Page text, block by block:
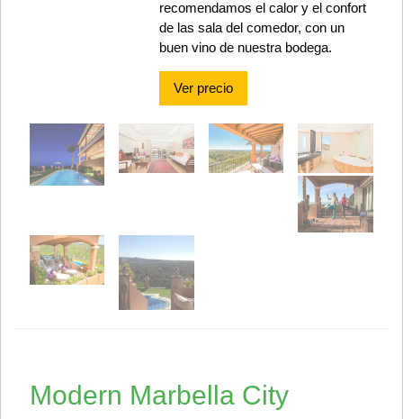
recomendamos el calor y el confort
de las sala del comedor, con un
buen vino de nuestra bodega.
Ver precio
Modern Marbella City